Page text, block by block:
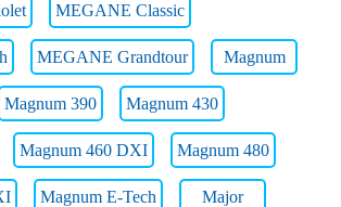
MEGANE Classic
MEGANE Grandtour Magnum
Magnum 390 Magnum 430
Magnum 460 DXI Magnum 480
Magnum E-Tech Major